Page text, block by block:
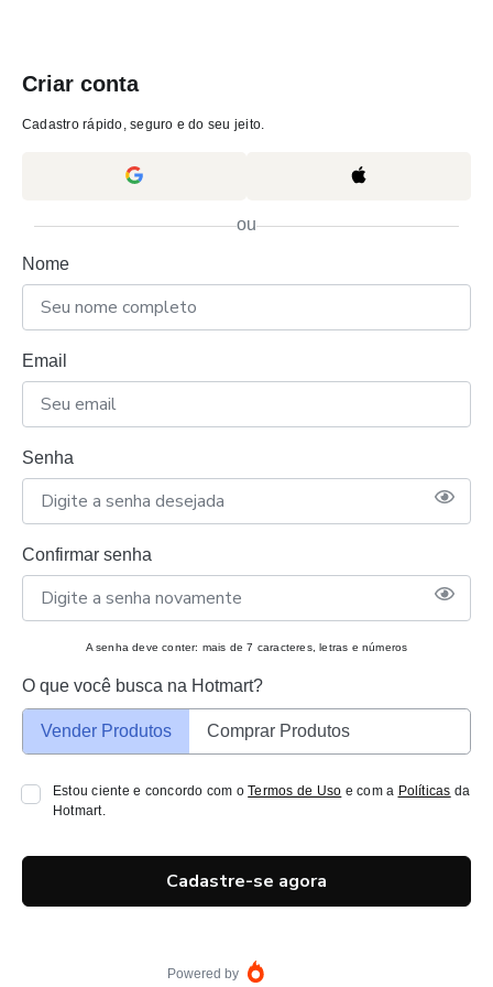
Criar conta
Cadastro rápido, seguro e do seu jeito.
ou
Nome
Email
Senha
Confirmar senha
A senha deve conter: mais de 7 caracteres, letras e números
O que você busca na Hotmart?
Vender Produtos Comprar Produtos
Estou ciente e concordo com oTermos de Uso e com a Políticas da
Hotmart.
Cadastre-se agora
Powered by